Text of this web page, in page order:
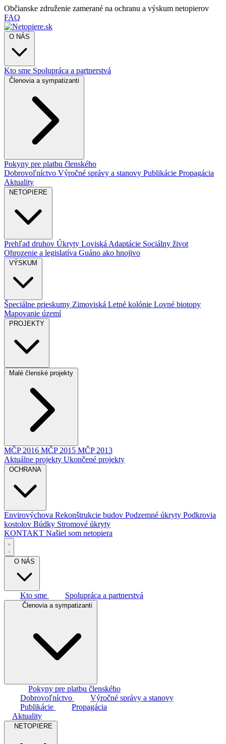
Občianske združenie zamerané na ochranu a výskum netopierov
FAQ
O NÁS
Kto sme Spolupráca a partnerstvá
Členovia a sympatizanti
Pokyny pre platbu členského
Dobrovoľníctvo Výročné správy a stanovy Publikácie Propagácia
Aktuality
NETOPIERE
Prehľad druhov Úkryty Loviská Adaptácie Sociálny život
Ohrozenie a legislatíva Guáno ako hnojivo
VÝSKUM
Špeciálne prieskumy Zimoviská Letné kolónie Lovné biotopy
Mapovanie území
PROJEKTY
Malé členské projekty
MČP 2016 MČP 2015 MČP 2013
Aktuálne projekty Ukončené projekty
OCHRANA
Envirovýchova Rekonštrukcie budov Podzemné úkryty Podkrovia
kostolov Búdky Stromové úkryty
KONTAKT Našiel som netopiera
O NÁS
Kto sme Spolupráca a partnerstvá
Členovia a sympatizanti
Pokyny pre platbu členského
Dobrovoľníctvo
Výročné správy a stanovy
Publikácie
Propagácia
Aktuality
NETOPIERE